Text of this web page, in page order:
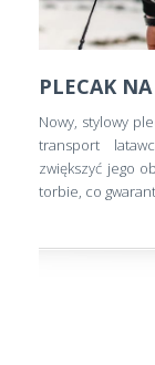
PLECAK
Nowy, stylowy
transport
zwiększyć jego
torbie, co